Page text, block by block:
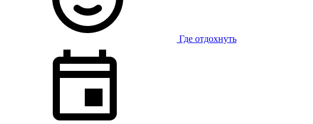
Где отдохнуть